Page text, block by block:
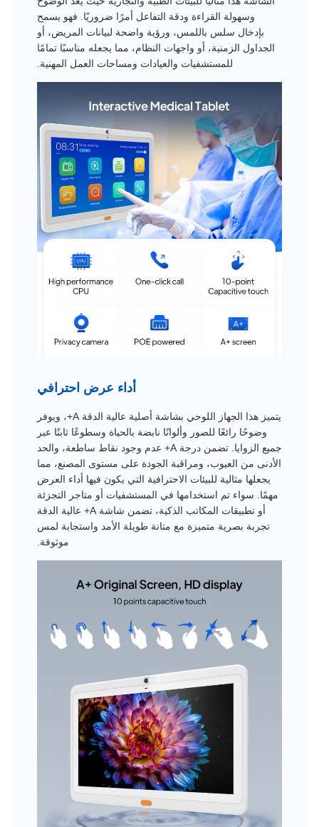
وسهولة القراءة ودقة التفاعل أمرًا ضروريًا. فهو يسمح
بإدخال سلس باللمس، ورؤية واضحة لبيانات المريض، أو
الجداول الزمنية، أو واجهات النظام، مما يجعله مناسبًا تمامًا
للمستشفيات والعيادات ومساحات العمل المهنية.
أداء عرض احترافي
يتميز هذا الجهاز اللوحي بشاشة أصلية عالية الدقة A+، ويوفر
وضوحًا رائعًا للصور وألوانًا نابضة بالحياة وسطوعًا ثابتًا عبر
جميع الزوايا. تضمن درجة A+ عدم وجود نقاط ساطعة، والحد
الأدنى من العيوب، ومراقبة الجودة على مستوى المصنع، مما
يجعلها مثالية للبيئات الاحترافية التي يكون فيها أداء العرض
مهمًا. سواء تم استخدامها في المستشفيات أو متاجر التجزئة
أو تطبيقات المكاتب الذكية، تضمن شاشة A+ عالية الدقة
تجربة بصرية متميزة مع متانة طويلة الأمد واستجابة لمس
موثوقة.